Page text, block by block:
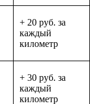
+ 20 руб. за
каждый
километр
+ 30 руб. за
каждый
километр